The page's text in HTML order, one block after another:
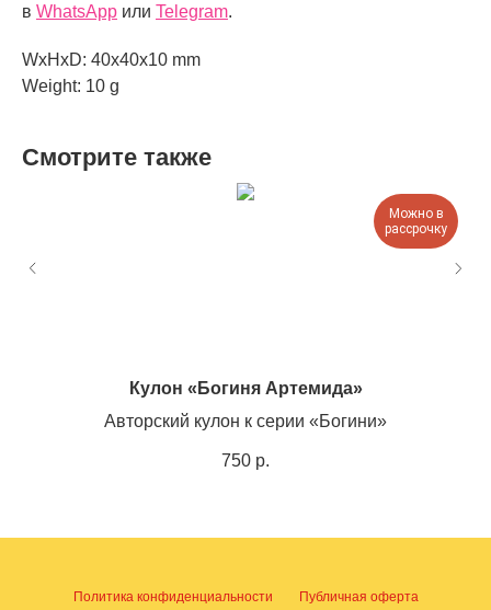
в WhatsApp или Telegram.
WxHxD: 40x40x10 mm
Weight: 10 g
Смотрите также
Можно в
рассрочку
Кулон «Богиня Артемида»
Авторский кулон к серии «Богини»
750 р.
Политика конфиденциальности Публичная оферта